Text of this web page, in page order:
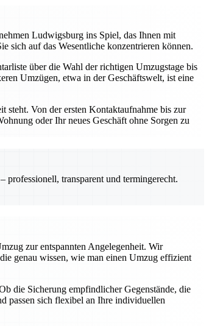
Ludwigsburg ins Spiel, das Ihnen mit
sich auf das Wesentliche konzentrieren können.
über die Wahl der richtigen Umzugstage bis
Umzügen, etwa in der Geschäftswelt, ist eine
steht. Von der ersten Kontaktaufnahme bis zur
oder Ihr neues Geschäft ohne Sorgen zu
professionell, transparent und termingerecht.
zur entspannten Angelegenheit. Wir
genau wissen, wie man einen Umzug effizient
die Sicherung empfindlicher Gegenstände, die
passen sich flexibel an Ihre individuellen